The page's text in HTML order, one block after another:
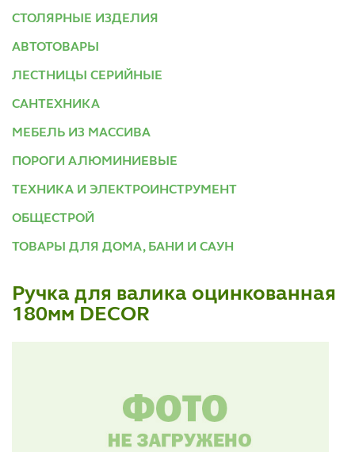
СТОЛЯРНЫЕ ИЗДЕЛИЯ
АВТОТОВАРЫ
ЛЕСТНИЦЫ СЕРИЙНЫЕ
САНТЕХНИКА
МЕБЕЛЬ ИЗ МАССИВА
ПОРОГИ АЛЮМИНИЕВЫЕ
ТЕХНИКА И ЭЛЕКТРОИНСТРУМЕНТ
ОБЩЕСТРОЙ
ТОВАРЫ ДЛЯ ДОМА, БАНИ И САУН
Ручка для валика оцинкованная
180мм DECOR